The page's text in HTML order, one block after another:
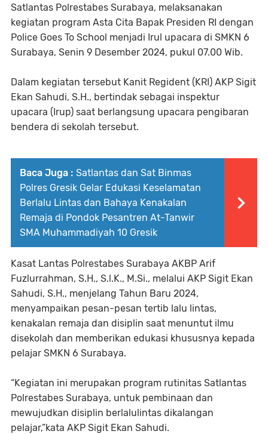
Satlantas Polrestabes Surabaya, melaksanakan
kegiatan program Asta Cita Bapak Presiden RI dengan
Police Goes To School menjadi Irul upacara di SMKN 6
Surabaya, Senin 9 Desember 2024, pukul 07.00 Wib.
Dalam kegiatan tersebut Kanit Regident (KRI) AKP Sigit
Ekan Sahudi, S.H., bertindak sebagai inspektur
upacara (Irup) saat berlangsung upacara pengibaran
bendera di sekolah tersebut.
Baca Juga : Satlantas dan Sat Binmas
Polres Gresik Gelar Edukasi Keselamatan
Berlalu Lintas dan Bahaya Kenakalan
Remaja di Pondok Pesantren At-Tanwir
SMA Muhammadiyah 10 Gresik
Kasat Lantas Polrestabes Surabaya AKBP Arif
Fuzlurrahman, S.H., S.l.K., M.Si., melalui AKP Sigit Ekan
Sahudi, S.H., menjelang Tahun Baru 2024,
menyampaikan pesan-pesan tertib lalu lintas,
kenakalan remaja dan disiplin saat menuntut ilmu
disekolah dan memberikan edukasi khususnya kepada
pelajar SMKN 6 Surabaya.
“Kegiatan ini merupakan program rutinitas Satlantas
Polrestabes Surabaya, untuk pembinaan dan
mewujudkan disiplin berlalulintas dikalangan
pelajar,”kata AKP Sigit Ekan Sahudi.